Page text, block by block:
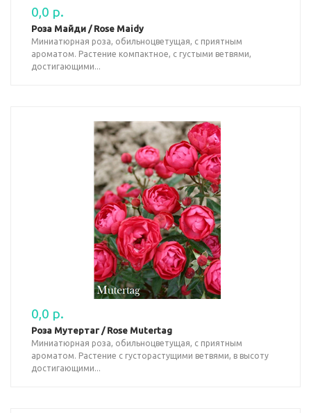
0,0 р.
Роза Майди / Rose Maidy
Миниатюрная роза, обильноцветущая, с приятным
ароматом. Растение компактное, с густыми ветвями,
достигающими...
0,0 р.
Роза Мутертаг / Rose Mutertag
Миниатюрная роза, обильноцветущая, с приятным
ароматом. Растение с густорастущими ветвями, в высоту
достигающими...